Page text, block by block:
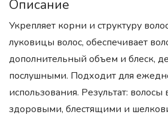
Описание
Укрепляет корни и структуру
луковицы волос, обеспечивает
дополнительный объем и блеск,
послушными. Подходит для
использования. Результат: волосы
здоровыми, блестящими и